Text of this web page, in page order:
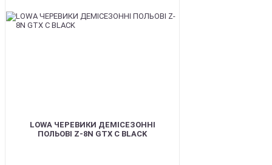
LOWA ЧЕРЕВИКИ ДЕМІСЕЗОННІ
ПОЛЬОВІ Z-8N GTX C BLACK